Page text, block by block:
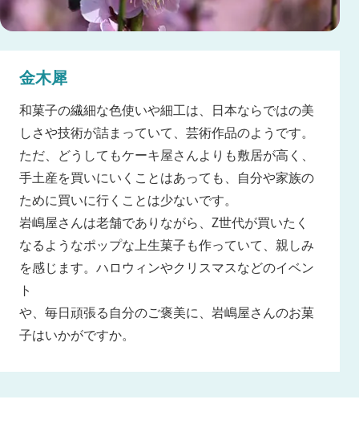
金木犀
和菓子の繊細な色使いや細工は、日本ならではの美
しさや技術が詰まっていて、芸術作品のようです。
ただ、どうしてもケーキ屋さんよりも敷居が高く、
手土産を買いにいくことはあっても、自分や家族の
ために買いに行くことは少ないです。
岩嶋屋さんは老舗でありながら、Z世代が買いたく
なるようなポップな上生菓子も作っていて、親しみ
を感じます。ハロウィンやクリスマスなどのイベン
ト
や、毎日頑張る自分のご褒美に、岩嶋屋さんのお菓
子はいかがですか。